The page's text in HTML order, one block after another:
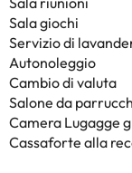
Sala giochi
Servizio di
Autonoleggio
Cambio di valuta
Salone da
Camera Lugagge
Cassaforte alla